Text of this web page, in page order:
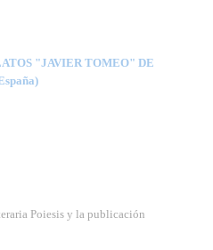
"JAVIER TOMEO" DE
Poiesis y la publicación